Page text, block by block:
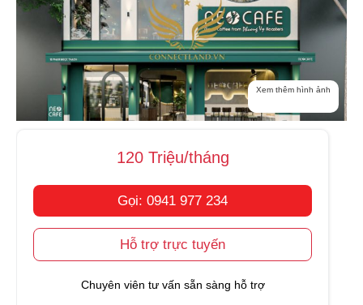
Xem thêm hình ảnh
120 Triệu/tháng
Gọi: 0941 977 234
Hỗ trợ trực tuyến
Chuyên viên tư vấn sẵn sàng hỗ trợ